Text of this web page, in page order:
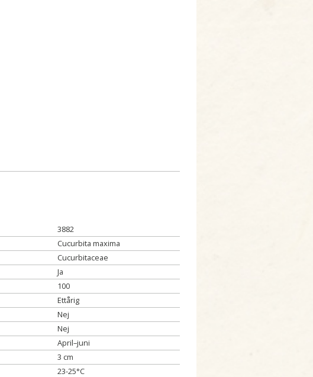
3882
Cucurbita maxima
Cucurbitaceae
Ja
100
Ettårig
Nej
Nej
April–juni
3 cm
23-25°C